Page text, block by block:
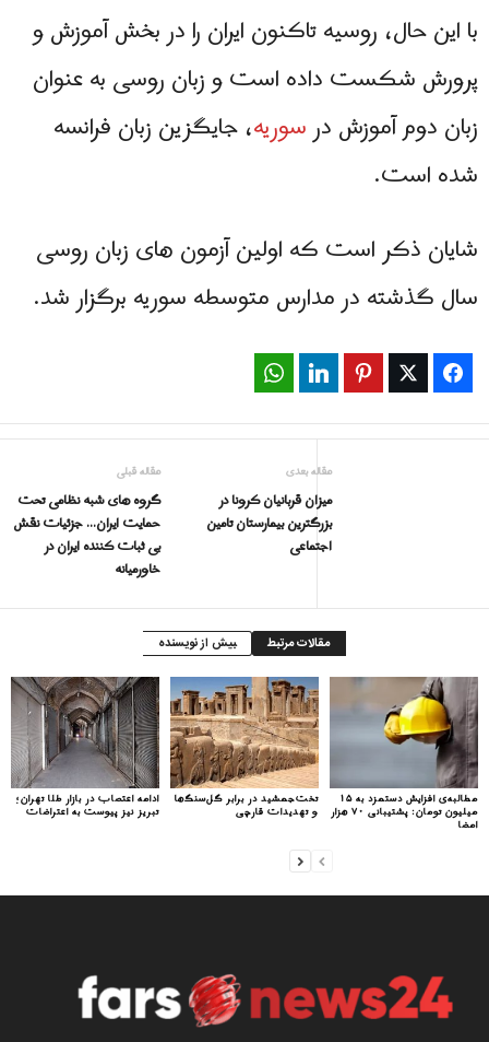
با این حال، روسیه تاکنون ایران را در بخش آموزش و
پرورش شکست داده است و زبان روسی به عنوان
زبان دوم آموزش درسوریه، جایگزین زبان فرانسه
شده است.
شایان ذکر است که اولین آزمون های زبان روسی
سال گذشته در مدارس متوسطه سوریه برگزار شد.
Facebook
Twitter
Pinterest
LinkedIn
مقاله قبلی
گروه های شبه نظامی تحت
حمایت ایران… جزئیات نقش
بی ثبات کننده ایران در
خاورمیانه
مقاله بعدی
میزان قربانیان کرونا در
بزرگترین بیمارستان تامین
اجتماعی
مقالات مرتبط بیش از نویسنده
ادامه اعتصاب در بازار طلا تهران؛
تبریز نیز پیوست به اعتراضات
تخت‌جمشید در برابر گل‌سنگ‌ها
و تهدیدات قارچی
مطالبه‌ی افزایش دستمزد به ۱۵
میلیون تومان: پشتیبانی ۷۰ هزار
امضا